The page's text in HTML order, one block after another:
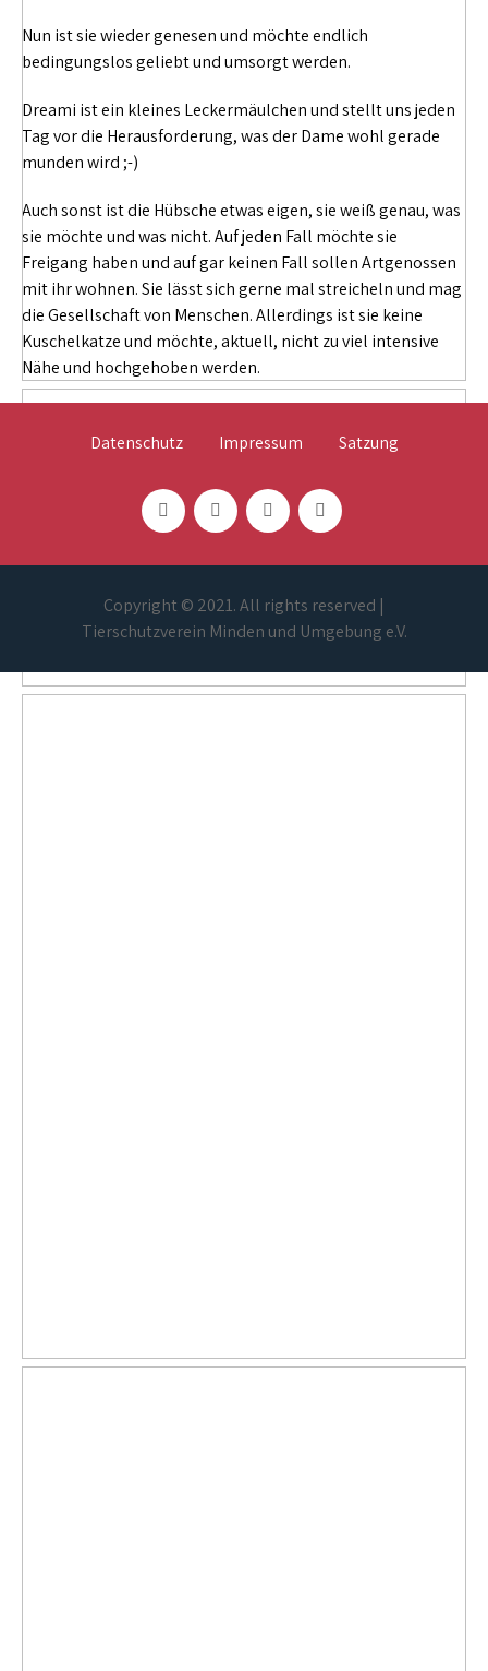
Nun ist sie wieder genesen und möchte endlich
bedingungslos geliebt und umsorgt werden.
Dreami ist ein kleines Leckermäulchen und stellt uns jeden
Tag vor die Herausforderung, was der Dame wohl gerade
munden wird ;-)
Auch sonst ist die Hübsche etwas eigen, sie weiß genau, was
sie möchte und was nicht. Auf jeden Fall möchte sie
Freigang haben und auf gar keinen Fall sollen Artgenossen
mit ihr wohnen. Sie lässt sich gerne mal streicheln und mag
die Gesellschaft von Menschen. Allerdings ist sie keine
Kuschelkatze und möchte, aktuell, nicht zu viel intensive
Nähe und hochgehoben werden.
Datenschutz Impressum Satzung
Copyright © 2021. All rights reserved |
Tierschutzverein Minden und Umgebung e.V.